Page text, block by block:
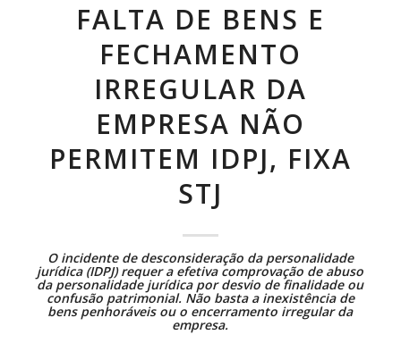
FALTA DE BENS E
FECHAMENTO
IRREGULAR DA
EMPRESA NÃO
PERMITEM IDPJ, FIXA
STJ
O incidente de desconsideração da personalidade
jurídica (IDPJ) requer a efetiva comprovação de abuso
da personalidade jurídica por desvio de finalidade ou
confusão patrimonial. Não basta a inexistência de
bens penhoráveis ou o encerramento irregular da
empresa.